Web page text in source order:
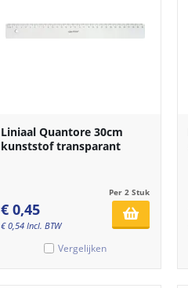
Liniaal Quantore 30cm
kunststof transparant
Per 2 Stuk
€ 0,45
€0,54 Incl. BTW
Vergelijken